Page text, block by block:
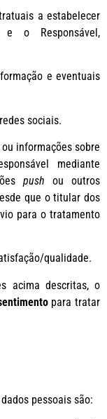
a estabelecer
o Responsável,
e eventuais
sociais.
informações sobre
mediante
push ou outros
que o titular dos
para o tratamento
qualidade.
acima descritas, o
para tratar
pessoais são: